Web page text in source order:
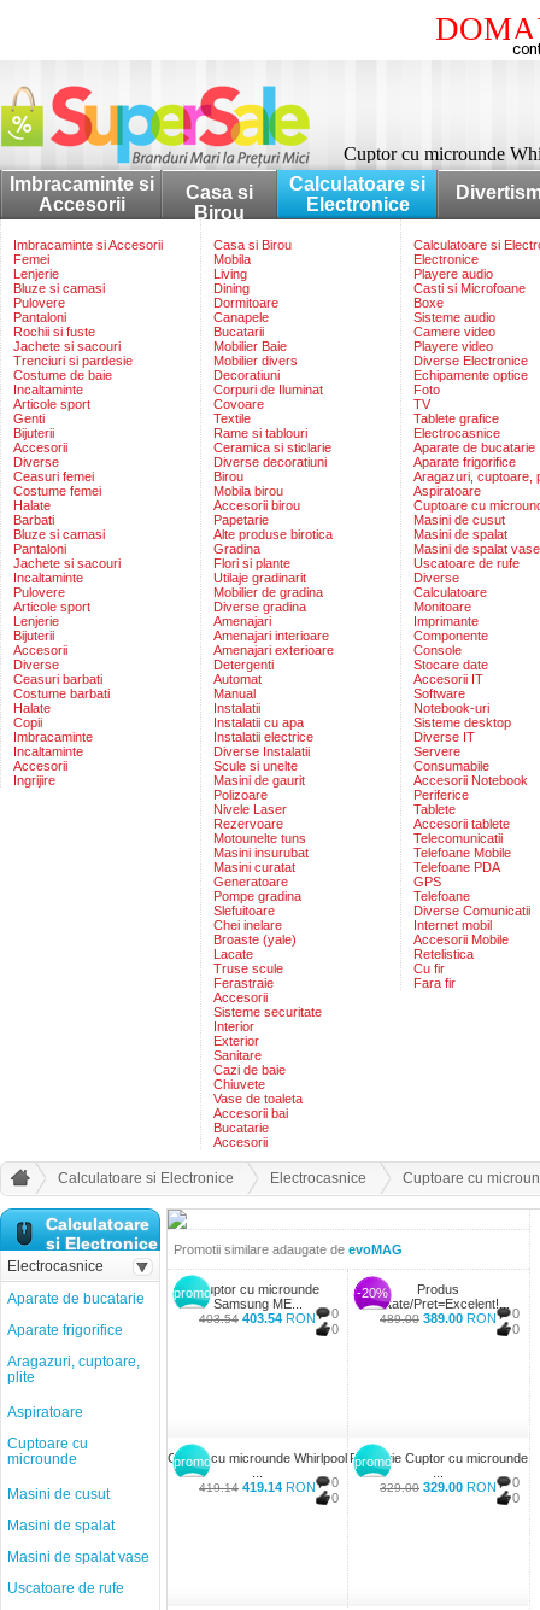
Cuptor cu microunde
Imbracaminte si
Accesorii
Casa si
Birou
Calculatoare si
Electronice
Imbracaminte si Accesorii
Femei
Lenjerie
Bluze si camasi
Pulovere
Pantaloni
Rochii si fuste
Jachete si sacouri
Trenciuri si pardesie
Costume de baie
Incaltaminte
Articole sport
Genti
Bijuterii
Accesorii
Diverse
Ceasuri femei
Costume femei
Halate
Barbati
Bluze si camasi
Pantaloni
Jachete si sacouri
Incaltaminte
Pulovere
Articole sport
Lenjerie
Bijuterii
Accesorii
Diverse
Ceasuri barbati
Costume barbati
Halate
Copii
Imbracaminte
Incaltaminte
Accesorii
Ingrijire
Casa si Birou
Mobila
Living
Dining
Dormitoare
Canapele
Bucatarii
Mobilier Baie
Mobilier divers
Decoratiuni
Corpuri de Iluminat
Covoare
Textile
Rame si tablouri
Ceramica si sticlarie
Diverse decoratiuni
Birou
Mobila birou
Accesorii birou
Papetarie
Alte produse birotica
Gradina
Flori si plante
Utilaje gradinarit
Mobilier de gradina
Diverse gradina
Amenajari
Amenajari interioare
Amenajari exterioare
Detergenti
Automat
Manual
Instalatii
Instalatii cu apa
Instalatii electrice
Diverse Instalatii
Scule si unelte
Masini de gaurit
Polizoare
Nivele Laser
Rezervoare
Motounelte tuns
Masini insurubat
Masini curatat
Generatoare
Pompe gradina
Slefuitoare
Chei inelare
Broaste (yale)
Lacate
Truse scule
Ferastraie
Accesorii
Sisteme securitate
Interior
Exterior
Sanitare
Cazi de baie
Chiuvete
Vase de toaleta
Accesorii bai
Bucatarie
Accesorii
Calculatoare si
Electronice
Playere audio
Casti si Microfoane
Boxe
Sisteme audio
Camere video
Playere video
Diverse Electronice
Echipamente optice
Foto
TV
Tablete grafice
Electrocasnice
Aparate de bucatarie
Aparate frigorifice
Aragazuri, cuptoare,
Aspiratoare
Cuptoare cu
Masini de cusut
Masini de spalat
Masini de spalat vase
Uscatoare de rufe
Diverse
Calculatoare
Monitoare
Imprimante
Componente
Console
Stocare date
Accesorii IT
Software
Notebook-uri
Sisteme desktop
Diverse IT
Servere
Consumabile
Accesorii Notebook
Periferice
Tablete
Accesorii tablete
Telecomunicatii
Telefoane Mobile
Telefoane PDA
GPS
Telefoane
Diverse Comunicatii
Internet mobil
Accesorii Mobile
Retelistica
Cu fir
Fara fir
Calculatoare si Electronice Electrocasnice Cuptoare cu
Promotii similare adaugate de evoMAG
promo
0
0
Cuptor cu microunde
Samsung ME...
403.54 403.54 RON
-20%
0
0
Produs
Calitate/Pret=Excelent!...
489.00 389.00 RON
promo
0
0
Cuptor cu microunde Whirlpool
419.14 419.14 RON
promo
0
0
Promotie Cuptor cu microunde
329.00 329.00 RON
Calculatoare
si Electronice
Electrocasnice
Aparate de bucatarie
Aparate frigorifice
Aragazuri, cuptoare,
plite
Aspiratoare
Cuptoare cu
microunde
Masini de cusut
Masini de spalat
Masini de spalat vase
Uscatoare de rufe